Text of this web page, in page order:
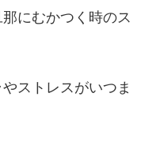
にむかつく時のス
ストレスがいつま